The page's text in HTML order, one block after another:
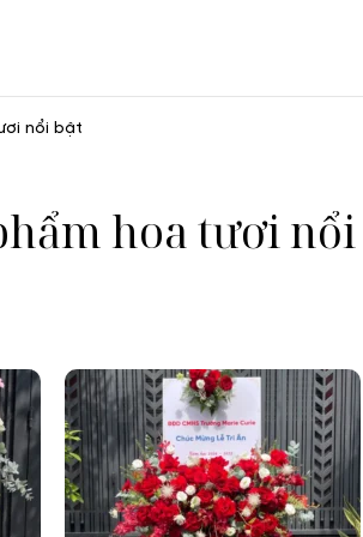
nổi bật
hoa tươi